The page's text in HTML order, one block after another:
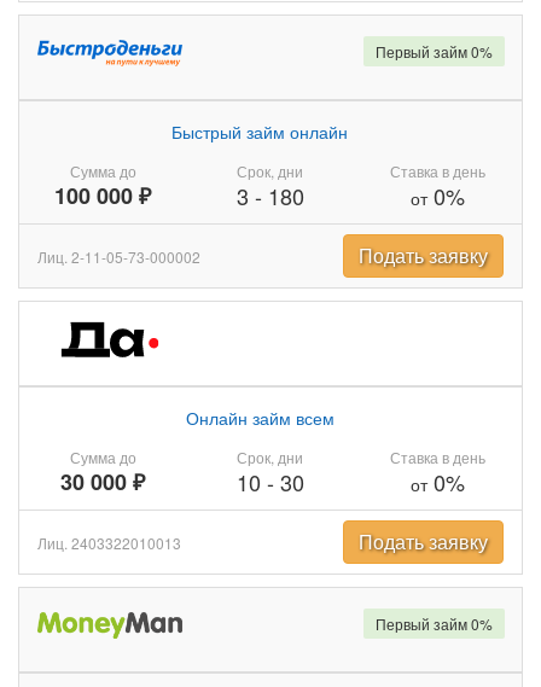
Сумма до
100 000 ₽
Быстрый займ онлайн
Срок, дни
3 - 180
Ставка в день
от0%
Первый займ 0%
Лиц. 2-11-05-73-000002 Подать заявку
Сумма до
30 000 ₽
Онлайн займ всем
Срок, дни
10 - 30
Ставка в день
от0%
Лиц. 2403322010013 Подать заявку
Первый займ 0%